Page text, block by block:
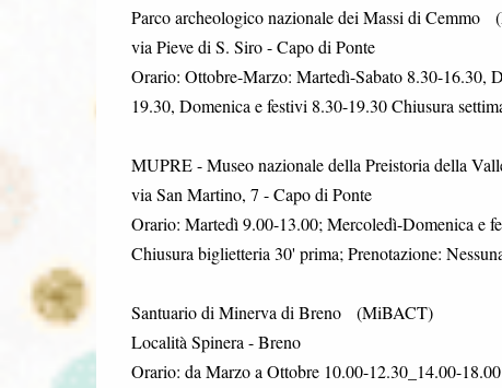
Parco archeologico nazionale dei Massi di Cemmo
via Pieve di S. Siro - Capo di Ponte
Orario: Ottobre-Marzo: Martedì-Sabato 8.30-16.30,
19.30, Domenica e festivi 8.30-19.30 Chiusura
MUPRE - Museo nazionale della Preistoria della
via San Martino, 7 - Capo di Ponte
Orario: Martedì 9.00-13.00; Mercoledì-Domenica e
Chiusura biglietteria 30' prima; Prenotazione:
Santuario di Minerva di Breno (MiBACT)
Località Spinera - Breno
Orario: da Marzo a Ottobre 10.00-12.30_14.00-